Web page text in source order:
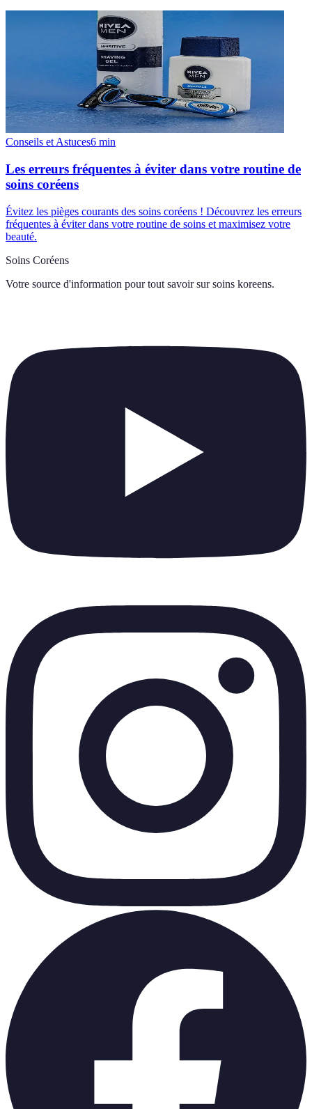
Conseils et Astuces6 min
Les erreurs fréquentes à éviter dans votre routine de
soins coréens
Évitez les pièges courants des soins coréens ! Découvrez les erreurs
fréquentes à éviter dans votre routine de soins et maximisez votre
beauté.
Soins Coréens
Votre source d'information pour tout savoir sur soins koreens.